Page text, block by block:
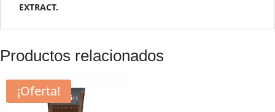
EXTRACT.
Productos relacionados
¡Oferta!